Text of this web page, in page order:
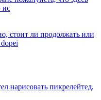
ис
стоит ли продолжать или
нарисовать пикрелейтед,